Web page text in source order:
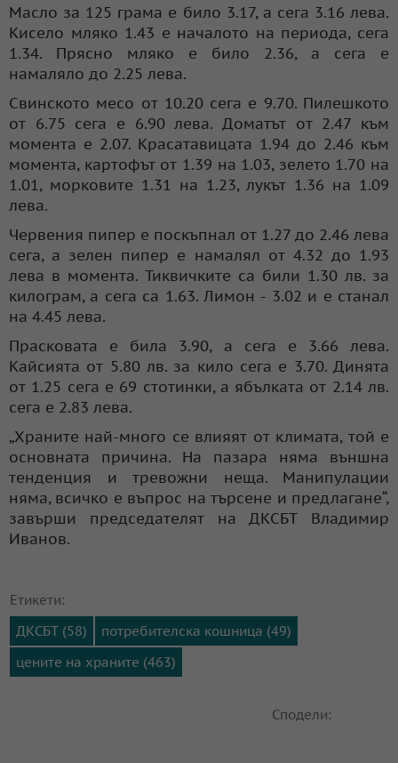
Масло за 125 грама е било 3.17, а сега 3.16 лева.
Кисело мляко 1.43 е началото на периода, сега
1.34. Прясно мляко е било 2.36, а сега е
намаляло до 2.25 лева.
Свинското месо от 10.20 сега е 9.70. Пилешкото
от 6.75 сега е 6.90 лева. Доматът от 2.47 към
момента е 2.07. Красатавицата 1.94 до 2.46 към
момента, картофът от 1.39 на 1.03, зелето 1.70 на
1.01, морковите 1.31 на 1.23, лукът 1.36 на 1.09
лева.
Червения пипер е поскъпнал от 1.27 до 2.46 лева
сега, а зелен пипер е намалял от 4.32 до 1.93
лева в момента. Тиквичките са били 1.30 лв. за
килограм, а сега са 1.63. Лимон - 3.02 и е станал
на 4.45 лева.
Прасковата е била 3.90, а сега е 3.66 лева.
Кайсията от 5.80 лв. за кило сега е 3.70. Динята
от 1.25 сега е 69 стотинки, а ябълката от 2.14 лв.
сега е 2.83 лева.
„Храните най-много се влияят от климата, той е
основната причина. На пазара няма външна
тенденция и тревожни неща. Манипулации
няма, всичко е въпрос на търсене и предлагане“,
завърши председателят на ДКСБТ Владимир
Иванов.
Етикети:
ДКСБТ (58)
потребителска кошница (49)
цените на храните (463)
Сподели: